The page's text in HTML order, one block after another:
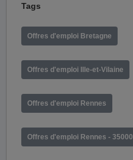
Tags
Offres d'emploi Bretagne
Offres d'emploi Ille-et-Vilaine
Offres d'emploi Rennes
Offres d'emploi Rennes - 35000